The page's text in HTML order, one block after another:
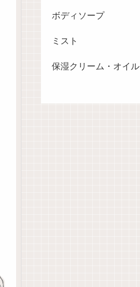
ボディソープ
ミスト
保湿クリーム・オイル